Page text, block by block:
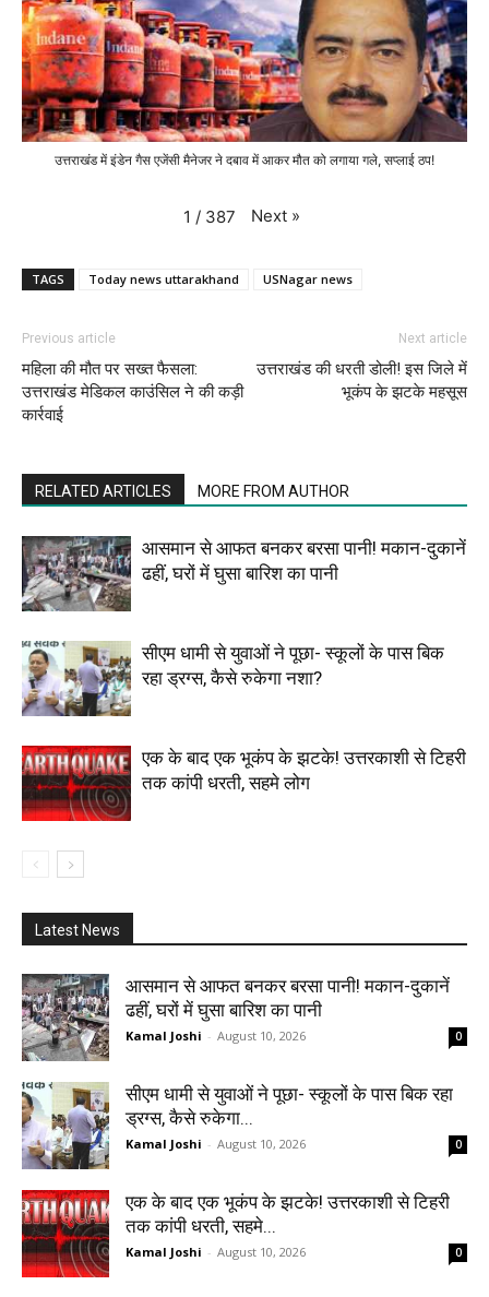
उत्तराखंड में इंडेन गैस एजेंसी मैनेजर ने दबाव में आकर मौत को लगाया गले, सप्लाई ठप!
1 / 387 Next »
TAGS Today news uttarakhand USNagar news
Previous article
महिला की मौत पर सख्त फैसला:
उत्तराखंड मेडिकल काउंसिल ने की कड़ी
कार्रवाई
Next article
उत्तराखंड की धरती डोली! इस जिले में
भूकंप के झटके महसूस
RELATED ARTICLES MORE FROM AUTHOR
आसमान से आफत बनकर बरसा पानी! मकान-दुकानें
ढहीं, घरों में घुसा बारिश का पानी
सीएम धामी से युवाओं ने पूछा- स्कूलों के पास बिक
रहा ड्रग्स, कैसे रुकेगा नशा?
एक के बाद एक भूकंप के झटके! उत्तरकाशी से टिहरी
तक कांपी धरती, सहमे लोग
Latest News
आसमान से आफत बनकर बरसा पानी! मकान-दुकानें
ढहीं, घरों में घुसा बारिश का पानी
Kamal Joshi - August 10, 2026 0
सीएम धामी से युवाओं ने पूछा- स्कूलों के पास बिक रहा
ड्रग्स, कैसे रुकेगा...
Kamal Joshi - August 10, 2026 0
एक के बाद एक भूकंप के झटके! उत्तरकाशी से टिहरी
तक कांपी धरती, सहमे...
Kamal Joshi - August 10, 2026 0